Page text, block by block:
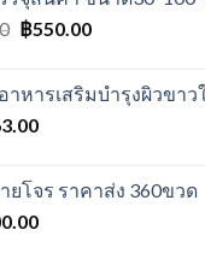
฿500.00.฿400.00.
Original
฿600.00.
฿550.00Current
฿550.00.
าหารเสริมบำรุงผิวขาว
ยโจร ราคาส่ง 360ขวด